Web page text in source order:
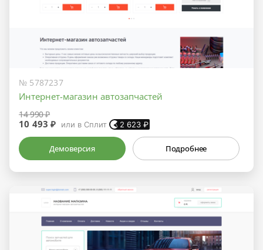
№ 5787237
Интернет-магазин автозапчастей
14 990 ₽
10 493 ₽ или в Сплит 2 623₽
Демоверсия Подробнее